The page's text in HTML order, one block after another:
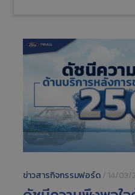
ข่าวสารกิจกรรมฟอร์ด/ 14/03/